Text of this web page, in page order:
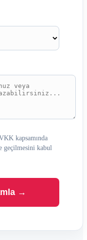
kapsamında
geçilmesini kabul
→